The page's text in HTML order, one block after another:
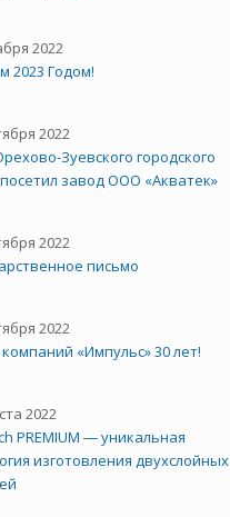
2022
2023 Годом!
2022
Зуевского городского
завод ООО «Акватек»
2022
письмо
2022
«Импульс» 30 лет!
2022
PREMIUM ― уникальная
изготовления двухслойных